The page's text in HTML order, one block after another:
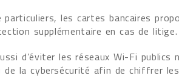
les cartes bancaires
supplémentaire en cas de litige.
d’éviter les réseaux Wi-Fi publics
la cybersécurité afin de chiffrer